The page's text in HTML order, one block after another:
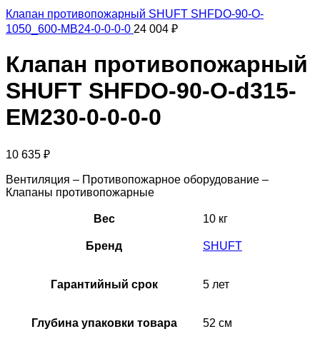
Клапан противопожарный SHUFT SHFDO-90-O-
1050_600-MB24-0-0-0-0 24 004 ₽
Клапан противопожарный
SHUFT SHFDO-90-O-d315-
EM230-0-0-0-0
10 635 ₽
Вентиляция – Противопожарное оборудование –
Клапаны противопожарные
Вес 10 кг
Бренд SHUFT
Гарантийный срок 5 лет
Глубина упаковки товара 52 см